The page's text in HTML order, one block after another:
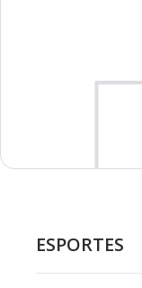
ESPORTES